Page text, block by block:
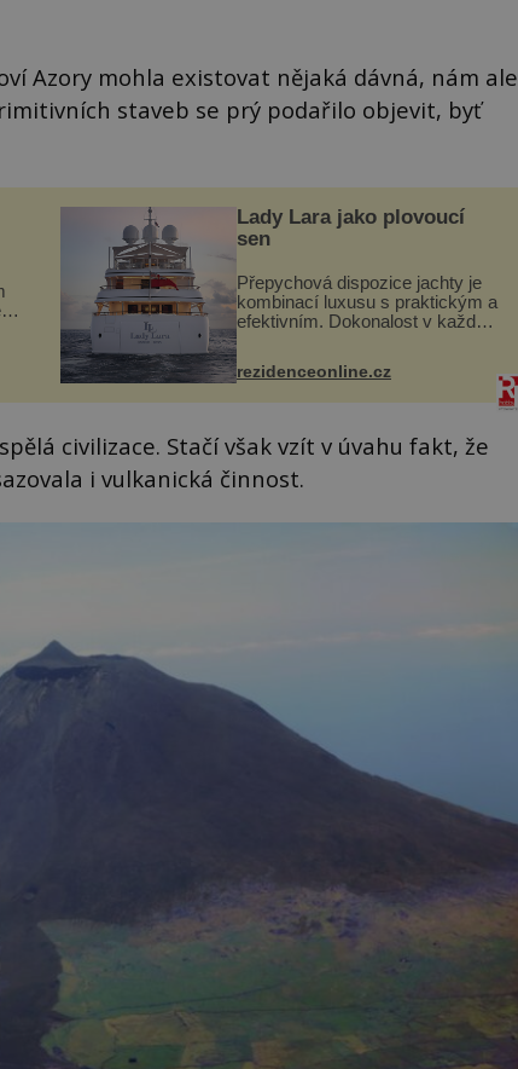
Azory mohla existovat nějaká dávná, nám ale
staveb se prý podařilo objevit, byť
Lady Lara jako plovoucí
sen
Přepychová dispozice jachty je
kombinací luxusu s praktickým a
efektivním. Dokonalost v každém
Casa, kterou byly vybaveny její
paluby. Monacký přístav nabízí
každoročn...
rezidenceonline.cz
civilizace. Stačí však vzít v úvahu fakt, že
i vulkanická činnost.